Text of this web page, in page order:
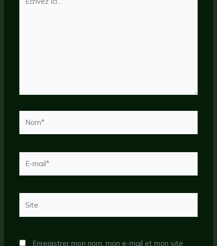
ici…
mail*
Enregistrer mon nom, mon e-mail et mon site